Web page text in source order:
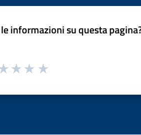
informazioni su questa